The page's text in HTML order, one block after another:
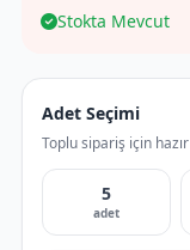
Stokta Mevcut
Adet Seçimi
Toplu sipariş için
5
adet